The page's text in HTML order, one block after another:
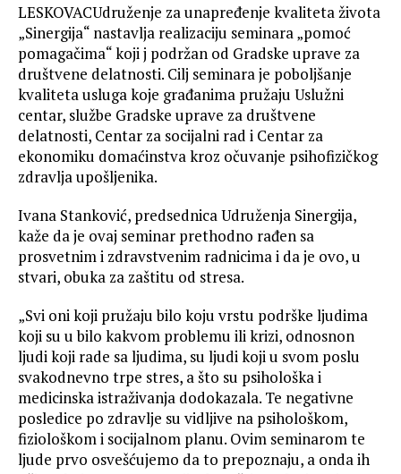
LESKOVACUdruženje za unapređenje kvaliteta života
„Sinergija“ nastavlja realizaciju seminara „pomoć
pomagačima“ koji j podržan od Gradske uprave za
društvene delatnosti. Cilj seminara je poboljšanje
kvaliteta usluga koje građanima pružaju Uslužni
centar, službe Gradske uprave za društvene
delatnosti, Centar za socijalni rad i Centar za
ekonomiku domaćinstva kroz očuvanje psihofizičkog
zdravlja upošljenika.
Ivana Stanković, predsednica Udruženja Sinergija,
kaže da je ovaj seminar prethodno rađen sa
prosvetnim i zdravstvenim radnicima i da je ovo, u
stvari, obuka za zaštitu od stresa.
„Svi oni koji pružaju bilo koju vrstu podrške ljudima
koji su u bilo kakvom problemu ili krizi, odnosnon
ljudi koji rade sa ljudima, su ljudi koji u svom poslu
svakodnevno trpe stres, a što su psihološka i
medicinska istraživanja dodokazala. Te negativne
posledice po zdravlje su vidljive na psihološkom,
fiziološkom i socijalnom planu. Ovim seminarom te
ljude prvo osvešćujemo da to prepoznaju, a onda ih